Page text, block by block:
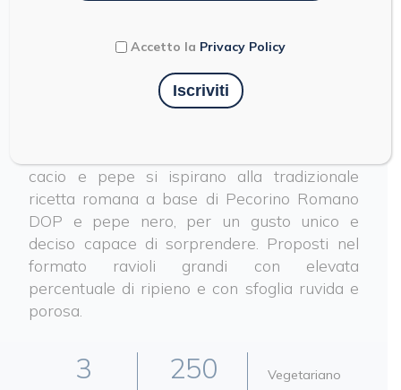
Ravioli cacio e pepe
SFOGLIA RUVIDA
CON FARINE E UOVA 100% ITALIANE
cacio e pepe si ispirano alla tradizionale
ricetta romana a base di Pecorino Romano
DOP e pepe nero, per un gusto unico e
deciso capace di sorprendere. Proposti nel
formato ravioli grandi con elevata
percentuale di ripieno e con sfoglia ruvida e
porosa.
3 250 Vegetariano
Accetto la Privacy Policy